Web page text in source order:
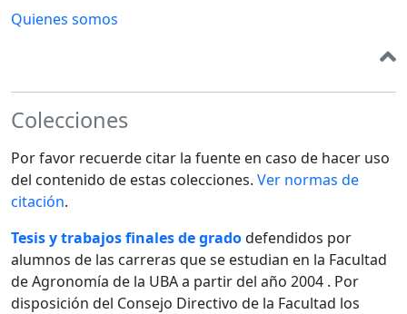
Quienes somos
Colecciones
Por favor recuerde citar la fuente en caso de hacer uso
del contenido de estas colecciones. Ver normas de
citación.
Tesis y trabajos finales de gradodefendidos por
alumnos de las carreras que se estudian en la Facultad
de Agronomía de la UBA a partir del año 2004 . Por
disposición del Consejo Directivo de la Facultad los